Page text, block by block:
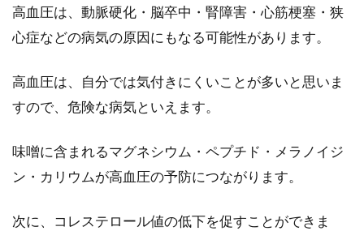
ますよね！中でも「アボカド」は野菜と果物ど
ちら...
高血圧は、動脈硬化・脳卒中・腎障害・心筋梗塞・狭
心症などの病気の原因にもなる可能性があります。
高血圧は、自分では気付きにくいことが多いと思いま
すので、危険な病気といえます。
味噌に含まれるマグネシウム・ペプチド・メラノイジ
ン・カリウムが高血圧の予防につながります。
次に、コレステロール値の低下を促すことができま